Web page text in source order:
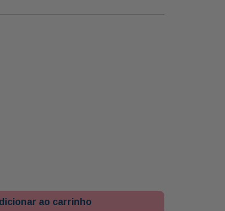
ao carrinho